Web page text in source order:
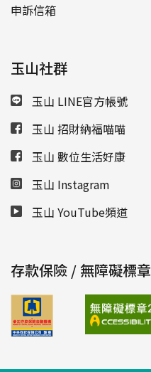
申訴信箱
玉山社群
玉山 LINE官方帳號
玉山 招財納福喵喵
玉山 數位生活好康
玉山 Instagram
玉山 YouTube頻道
存款保險 / 無障礙標章